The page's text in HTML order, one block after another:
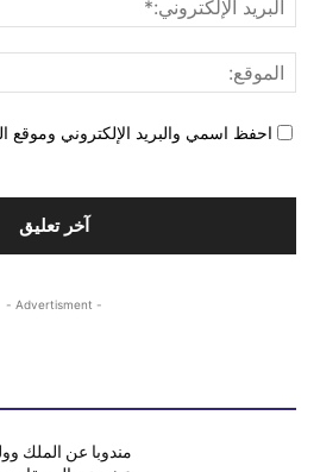
احفظ اسمي والبريد الإلكتروني وموقع
- Advertisment -
مندوبا عن الملك